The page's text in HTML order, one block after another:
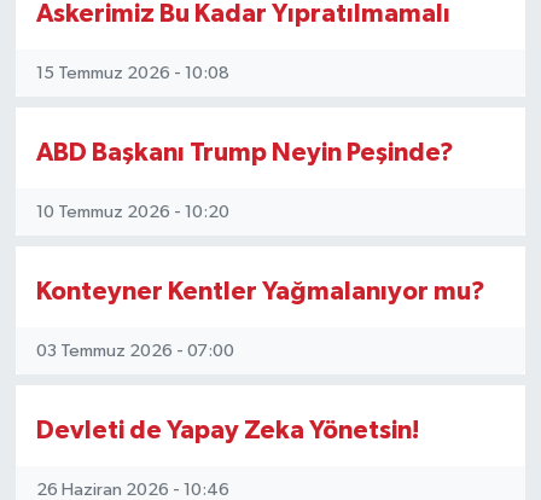
Askerimiz Bu Kadar Yıpratılmamalı
15 Temmuz 2026 - 10:08
ABD Başkanı Trump Neyin Peşinde?
10 Temmuz 2026 - 10:20
Konteyner Kentler Yağmalanıyor mu?
03 Temmuz 2026 - 07:00
Devleti de Yapay Zeka Yönetsin!
26 Haziran 2026 - 10:46
Resmi İlanlar
Seri İlan
Siyaset